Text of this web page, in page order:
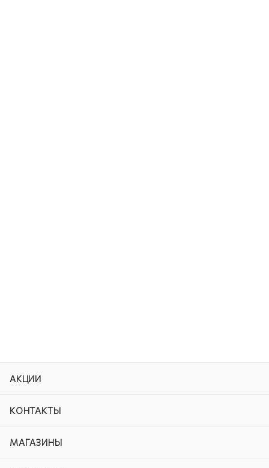
АКЦИИ
КОНТАКТЫ
МАГАЗИНЫ